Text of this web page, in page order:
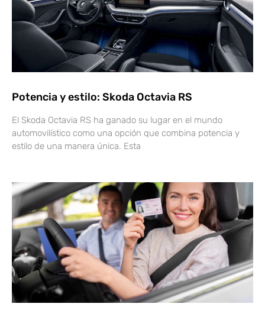
Potencia y estilo: Skoda Octavia RS
El Skoda Octavia RS ha ganado su lugar en el mundo
automovilístico como una opción que combina potencia y
estilo de una manera única. Esta